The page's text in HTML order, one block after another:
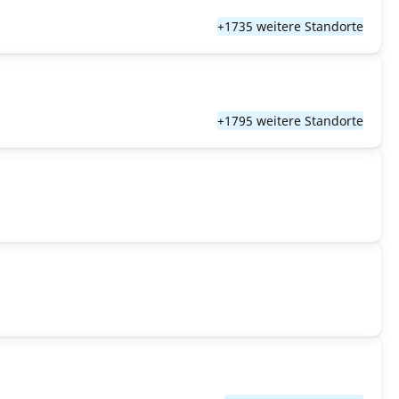
+1735 weitere Standorte
+1795 weitere Standorte